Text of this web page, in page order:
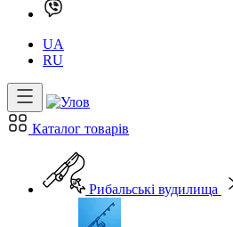
UA
RU
Каталог товарів
Рибальські вудилища